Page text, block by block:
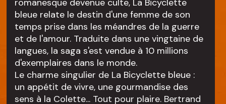
bleue relate le destin d'une femme de son
temps prise dans les méandres de la guerre
et de l'amour. Traduite dans une vingtaine de
langues, la saga s'est vendue à 10 millions
d'exemplaires dans le monde.
Le charme singulier de La Bicyclette bleue :
un appétit de vivre, une gourmandise des
sens à la Colette... Tout pour plaire. Bertrand